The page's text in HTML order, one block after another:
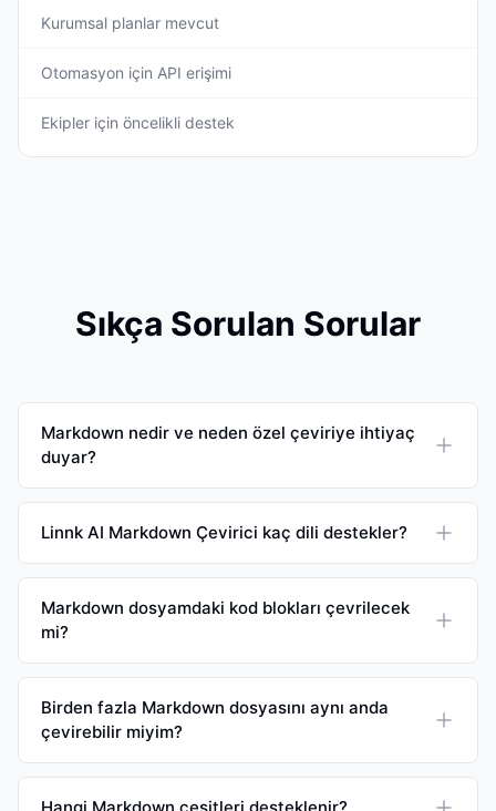
Kurumsal planlar mevcut
Otomasyon için API erişimi
Ekipler için öncelikli destek
Sıkça Sorulan Sorular
Markdown nedir ve neden özel çeviriye ihtiyaç
duyar?
Linnk AI Markdown Çevirici kaç dili destekler?
Markdown dosyamdaki kod blokları çevrilecek
mi?
Birden fazla Markdown dosyasını aynı anda
çevirebilir miyim?